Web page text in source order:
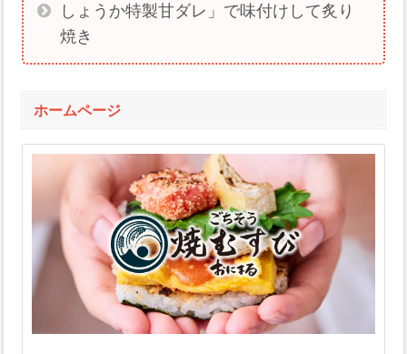
しょうか特製甘ダレ」で味付けして炙り
焼き
ホームページ